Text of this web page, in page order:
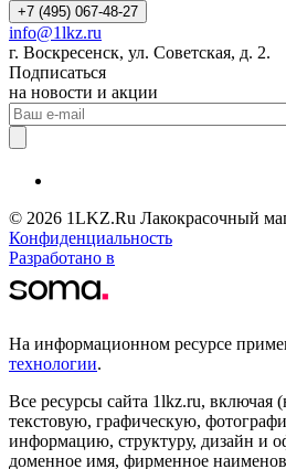
+7 (495) 067-48-27
info@1lkz.ru
г. Воскресенск, ул. Советская, д. 2.
Подписаться
на новости и акции
© 2026 1LKZ.Ru Лакокрасочный
Конфиденциальность
Разработано в
На информационном ресурсе
технологии.
Все ресурсы сайта 1lkz.ru, включая
текстовую, графическую,
информацию, структуру, дизайн и
доменное имя, фирменное